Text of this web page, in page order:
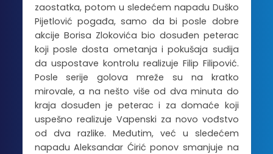
zaostatka, potom u sledećem napadu Duško
Pijetlović pogađa, samo da bi posle dobre
akcije Borisa Zlokovića bio dosuđen peterac
koji posle dosta ometanja i pokušaja sudija
da uspostave kontrolu realizuje Filip Filipović.
Posle serije golova mreže su na kratko
mirovale, a na nešto više od dva minuta do
kraja dosuđen je peterac i za domaće koji
uspešno realizuje Vapenski za novo vođstvo
od dva razlike. Međutim, već u sledećem
napadu Aleksandar Ćirić ponov smanjuje na